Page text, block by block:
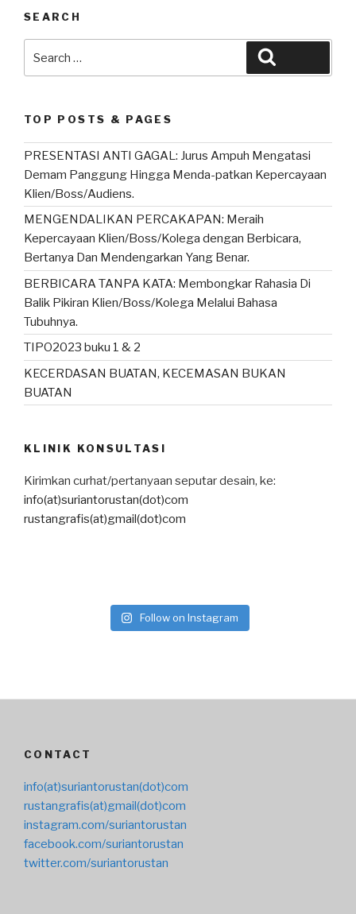
s
A
p
b
o
k
SEARCH
for:
TOP POSTS & PAGES
PRESENTASI ANTI GAGAL: Jurus Ampuh Mengatasi
Demam Panggung Hingga Menda-patkan Kepercayaan
Klien/Boss/Audiens.
MENGENDALIKAN PERCAKAPAN: Meraih
Kepercayaan Klien/Boss/Kolega dengan Berbicara,
Bertanya Dan Mendengarkan Yang Benar.
BERBICARA TANPA KATA: Membongkar Rahasia Di
Balik Pikiran Klien/Boss/Kolega Melalui Bahasa
Tubuhnya.
TIPO2023 buku 1 & 2
KECERDASAN BUATAN, KECEMASAN BUKAN
BUATAN
KLINIK KONSULTASI
Kirimkan curhat/pertanyaan seputar desain, ke:
info(at)suriantorustan(dot)com
rustangrafis(at)gmail(dot)com
Follow on Instagram
CONTACT
info(at)suriantorustan(dot)com
rustangrafis(at)gmail(dot)com
instagram.com/suriantorustan
facebook.com/suriantorustan
twitter.com/suriantorustan